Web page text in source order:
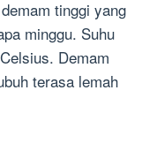
tinggi yang
minggu. Suhu
Demam
terasa lemah